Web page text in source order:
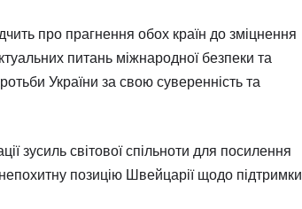
про прагнення обох країн до зміцнення
питань міжнародної безпеки та
України за свою суверенність та
зусиль світової спільноти для посилення
позицію Швейцарії щодо підтримки